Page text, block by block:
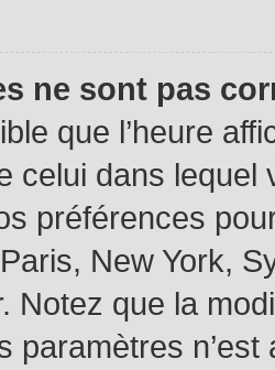
ne sont pas
que l’heure
celui dans
préférences
New York,
Notez que la
paramètres